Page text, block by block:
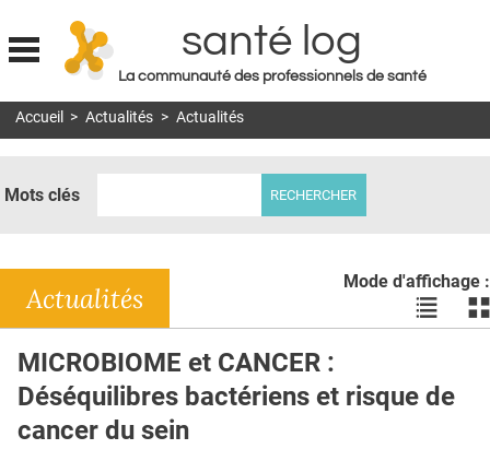
Jump to navigation
santé log
La communauté des professionnels de santé
MON COMPTE
DOSSIERS
RÉSEAUX
E-REVUE SAD
Accueil > Actualités > Actualités
Mots clés
Mode d'affichage :
Voir
les
liste
les
Actualités
MICROBIOME et CANCER :
Déséquilibres bactériens et risque de
cancer du sein